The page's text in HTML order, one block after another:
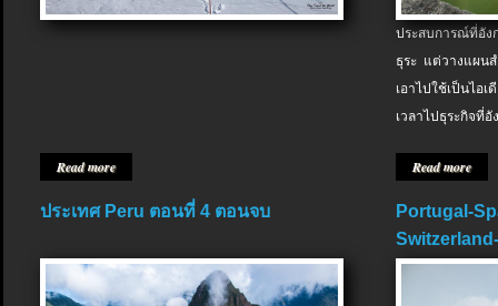
Read more
ประสบการณ์ที่อัง
ธุระ แต่วางแผน
เอาไปใช้เป็นไอ
เวลาไปธุระกิจที่อั
Read more
ประเทศ Peru ตอนที่ 4 ตอนจบ
Portugal-